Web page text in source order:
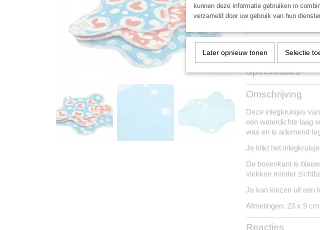
✘Niet op voorraad
Specificaties
Productcode
Omschrijving
Deze inlegkruisjes
een waterdichte laag
was en is ademend
Je klikt het
De bovenkant is
vlekken minder
Je kan kiezen uit een
Afmetingen: 23 x 9 cm
Reacties
kunnen deze informatie gebruiken in
verzameld door uw gebruik van hun
Later opnieuw tonen Selectie